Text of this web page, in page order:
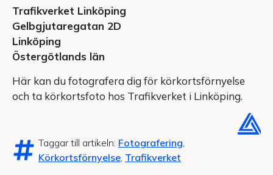
Trafikverket Linköping
Gelbgjutaregatan 2D
Linköping
Östergötlands län
Här kan du fotografera dig för körkortsförnyelse
och ta körkortsfoto hos Trafikverket i Linköping.
Taggar till artikeln: Fotografering,
Körkortsförnyelse, Trafikverket